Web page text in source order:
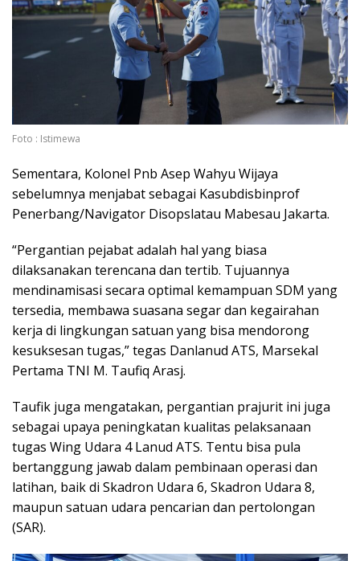
Foto : Istimewa
Sementara, Kolonel Pnb Asep Wahyu Wijaya
sebelumnya menjabat sebagai Kasubdisbinprof
Penerbang/Navigator Disopslatau Mabesau Jakarta.
“Pergantian pejabat adalah hal yang biasa
dilaksanakan terencana dan tertib. Tujuannya
mendinamisasi secara optimal kemampuan SDM yang
tersedia, membawa suasana segar dan kegairahan
kerja di lingkungan satuan yang bisa mendorong
kesuksesan tugas,” tegas Danlanud ATS, Marsekal
Pertama TNI M. Taufiq Arasj.
Taufik juga mengatakan, pergantian prajurit ini juga
sebagai upaya peningkatan kualitas pelaksanaan
tugas Wing Udara 4 Lanud ATS. Tentu bisa pula
bertanggung jawab dalam pembinaan operasi dan
latihan, baik di Skadron Udara 6, Skadron Udara 8,
maupun satuan udara pencarian dan pertolongan
(SAR).